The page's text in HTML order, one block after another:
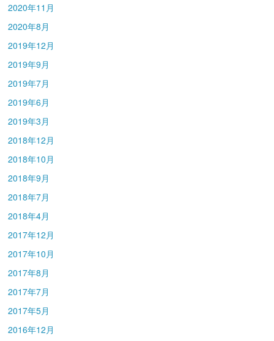
2020年11月
2020年8月
2019年12月
2019年9月
2019年7月
2019年6月
2019年3月
2018年12月
2018年10月
2018年9月
2018年7月
2018年4月
2017年12月
2017年10月
2017年8月
2017年7月
2017年5月
2016年12月